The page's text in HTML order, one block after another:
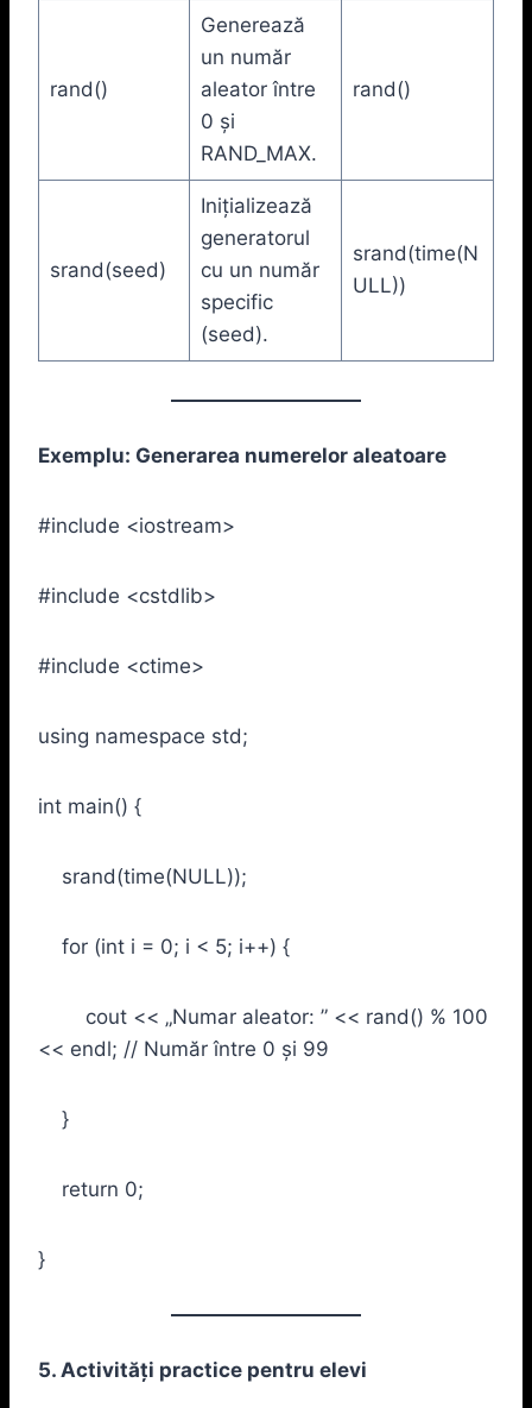
rand()
Generează
un număr
aleator între
0 și
RAND_MAX.
rand()
srand(seed)
Inițializează
generatorul
cu un număr
specific
(seed).
srand(time(N
ULL))
Exemplu: Generarea numerelor aleatoare
#include <iostream>
#include <cstdlib>
#include <ctime>
using namespace std;
int main() {
srand(time(NULL));
for (int i = 0; i < 5; i++) {
cout << „Numar aleator: ” << rand() % 100
<< endl; // Număr între 0 și 99
}
return 0;
}
5. Activități practice pentru elevi